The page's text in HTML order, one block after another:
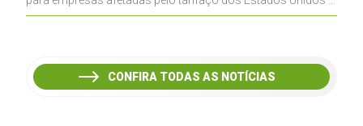
inclui a pecuária entre os setores estratégicos
CONFIRA TODAS AS NOTÍCIAS